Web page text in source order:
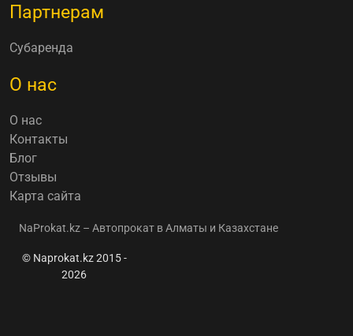
Партнерам
Субаренда
О нас
О нас
Контакты
Блог
Отзывы
Карта сайта
NaProkat.kz – Автопрокат в Алматы и Казахстане
© Naprokat.kz 2015 -
2026